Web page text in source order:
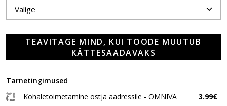
TEAVITAGE MIND, KUI TOODE MUUTUB
KÄTTESAADAVAKS
Tarnetingimused
Kohaletoimetamine ostja aadressile - OMNIVA
3.99€